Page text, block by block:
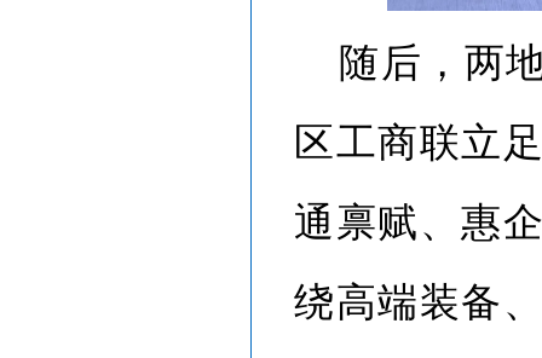
随后，两
区工商联立
通禀赋、惠
绕高端装备